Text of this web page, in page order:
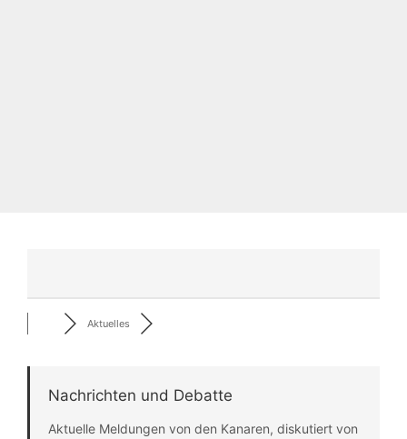
Aktuelles
Nachrichten und Debatte
Aktuelle Meldungen von den Kanaren, diskutiert von